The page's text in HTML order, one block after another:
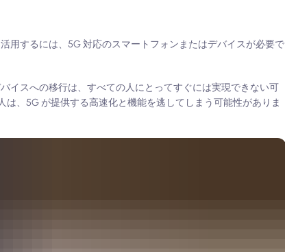
用するには、5G 対応のスマートフォンまたはデバイスが必要で
イスへの移行は、すべての人にとってすぐには実現できない可
、5G が提供する高速化と機能を逃してしまう可能性がありま